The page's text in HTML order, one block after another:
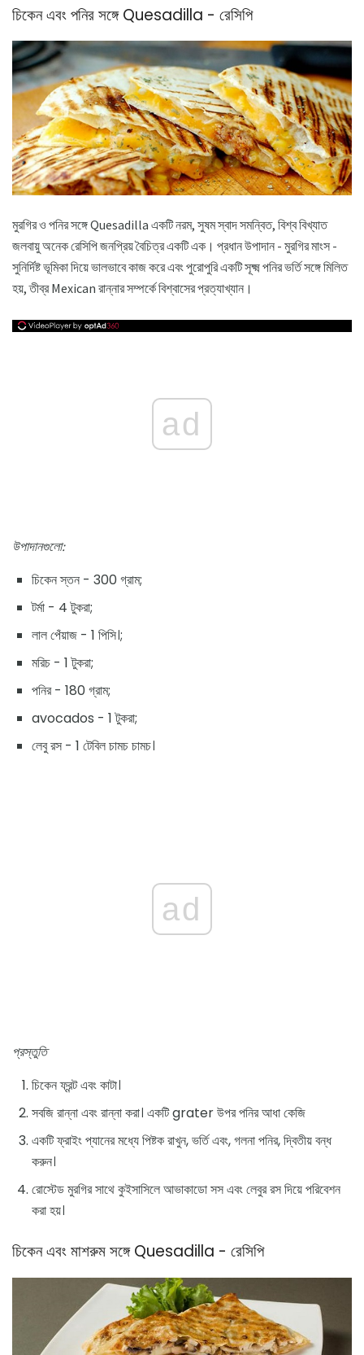
চিকেন এবং পনির সঙ্গে Quesadilla - রেসিপি
মুরগির ও পনির সঙ্গে Quesadilla একটি নরম, সুষম স্বাদ সমন্বিত, বিশ্ব বিখ্যাত
জলবায়ু অনেক রেসিপি জনপ্রিয় বৈচিত্র একটি এক। প্রধান উপাদান - মুরগির মাংস -
সুনির্দিষ্ট ভূমিকা দিয়ে ভালভাবে কাজ করে এবং পুরোপুরি একটি সূক্ষ্ম পনির ভর্তি সঙ্গে মিলিত
হয়, তীব্র Mexican রান্নার সম্পর্কে বিশ্বাসের প্রত্যাখ্যান।
ad
উপাদানগুলো:
চিকেন স্তন - 300 গ্রাম;
টর্মা - 4 টুকরা;
লাল পেঁয়াজ - 1 পিসি।;
মরিচ - 1 টুকরা;
পনির - 180 গ্রাম;
avocados - 1 টুকরা;
লেবু রস - 1 টেবিল চামচ চামচ।
ad
প্রস্তুতি
চিকেন ফ্রন্ট এবং কাটা।
সবজি রান্না এবং রান্না করা। একটি grater উপর পনির আধা কেজি
একটি ফ্রাইং প্যানের মধ্যে পিষ্টক রাখুন, ভর্তি এবং, গলনা পনির, দ্বিতীয় বন্ধ
করুন।
রোস্টেড মুরগির সাথে কুইসাসিলে আভাকাডো সস এবং লেবুর রস দিয়ে পরিবেশন
করা হয়।
চিকেন এবং মাশরুম সঙ্গে Quesadilla - রেসিপি